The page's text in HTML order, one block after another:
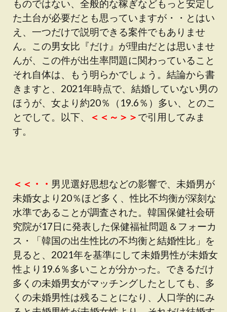
ものではない、全般的な稼ぎなどもっと安定し
た土台が必要だとも思っていますが・・とはい
え、一つだけで説明できる案件でもありませ
ん。この男女比『だけ』が理由だとは思いませ
んが、この件が出生率問題に関わっていること
それ自体は、もう明らかでしょう。結論から書
きますと、2021年時点で、結婚していない男の
ほうが、女より約20％（19.6％）多い、とのこ
とでして。以下、
＜＜～＞＞ で引用してみま
す。
＜＜・・ 男児選好思想などの影響で、未婚男が
未婚女より20％ほど多く、性比不均衡が深刻な
水準であることが調査された。韓国保健社会研
究院が17日に発表した保健福祉問題＆フォーカ
ス・「韓国の出生性比の不均衡と結婚性比」を
見ると、2021年を基準にして未婚男性が未婚女
性より19.6％多いことが分かった。できるだけ
多くの未婚男女がマッチングしたとしても、多
くの未婚男性は残ることになり、人口学的にみ